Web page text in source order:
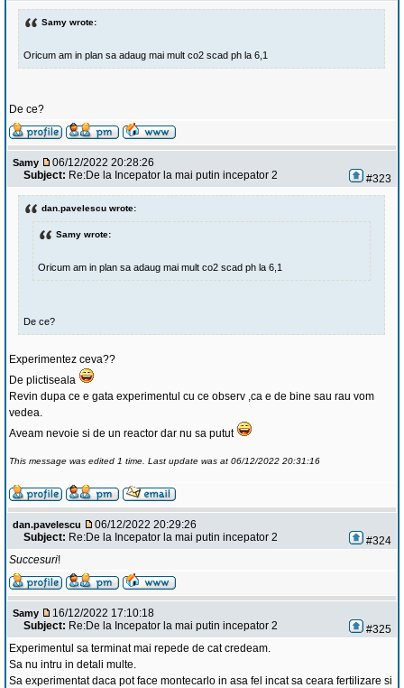
Samy wrote:
Oricum am in plan sa adaug mai mult co2 scad ph la 6,1
De ce?
Samy
06/12/2022 20:28:26
Subject: Re:De la Incepator la mai putin incepator 2 #323
dan.pavelescu wrote:
Samy wrote:
Oricum am in plan sa adaug mai mult co2 scad ph la 6,1
De ce?
Experimentez ceva??
De plictiseala
Revin dupa ce e gata experimentul cu ce observ ,ca e de bine sau rau vom
vedea.
Aveam nevoie si de un reactor dar nu sa putut
This message was edited 1 time. Last update was at 06/12/2022 20:31:16
dan.pavelescu
06/12/2022 20:29:26
Subject: Re:De la Incepator la mai putin incepator 2
#324
Succesuri!
Samy
16/12/2022 17:10:18
Subject: Re:De la Incepator la mai putin incepator 2
#325
Experimentul sa terminat mai repede de cat credeam.
Sa nu intru in detali multe.
Sa experimentat daca pot face montecarlo in asa fel incat sa ceara fertilizare si